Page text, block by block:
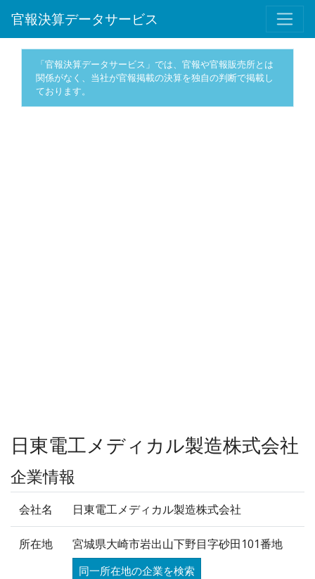
官報決算データサービス
「官報決算データサービス」では、官報や官報販売所とは
関係がなく、当社が官報掲載の決算を独自の判断で掲載し
ております。
日東電工メディカル製造株式会社
企業情報
会社名 日東電工メディカル製造株式会社
所在地 宮城県大崎市岩出山下野目字砂田101番地
同一所在地の企業を検索